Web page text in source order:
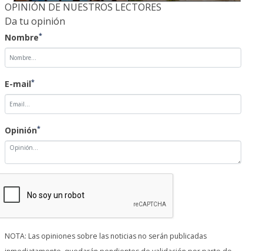
OPINIÓN DE NUESTROS LECTORES
Da tu opinión
Nombre*
E-mail*
Opinión*
NOTA: Las opiniones sobre las noticias no serán publicadas